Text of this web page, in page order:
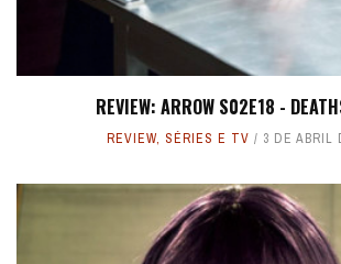
REVIEW: ARROW S02E18 -
REVIEW, SÉRIES E TV 3 DE ABRIL